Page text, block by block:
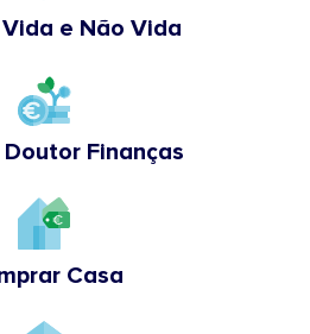
e Não Vida
Doutor Finanças
Casa